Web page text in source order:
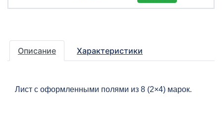
Описание Характеристики
Лист с оформленными полями из 8 (2×4) марок.